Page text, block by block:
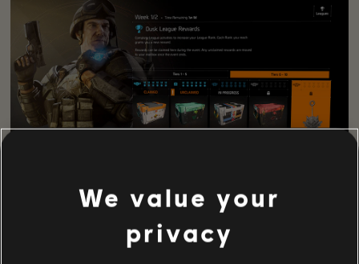
AVVISI PRIORITARI
manutenzionedi routine il 3 novembre,
per risolvere numerosi problemi, tra cui quello delle stanze di
We value your
privacy